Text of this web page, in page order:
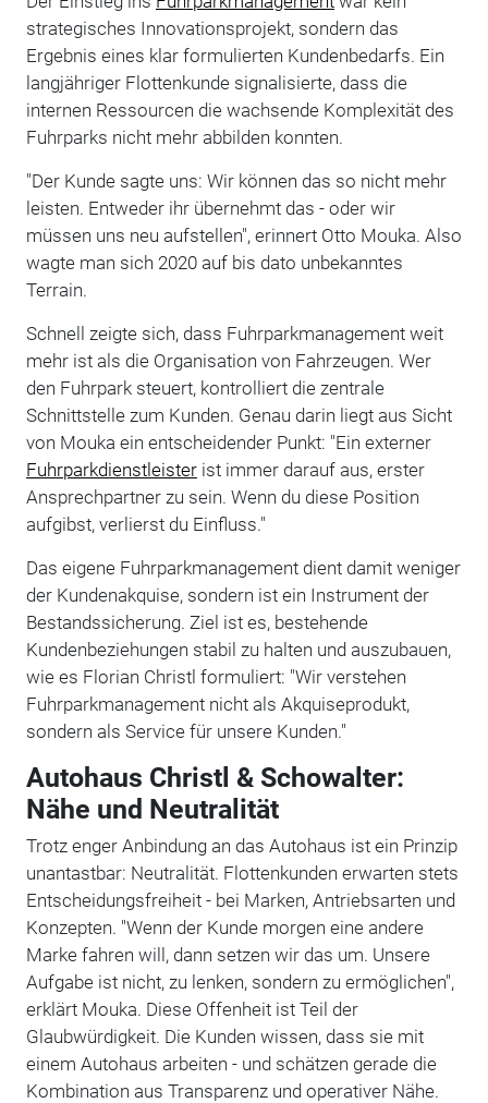
strategisches Innovationsprojekt, sondern das
Ergebnis eines klar formulierten Kundenbedarfs. Ein
langjähriger Flottenkunde signalisierte, dass die
internen Ressourcen die wachsende Komplexität des
Fuhrparks nicht mehr abbilden konnten.
"Der Kunde sagte uns: Wir können das so nicht mehr
leisten. Entweder ihr übernehmt das - oder wir
müssen uns neu aufstellen", erinnert Otto Mouka. Also
wagte man sich 2020 auf bis dato unbekanntes
Terrain.
Schnell zeigte sich, dass Fuhrparkmanagement weit
mehr ist als die Organisation von Fahrzeugen. Wer
den Fuhrpark steuert, kontrolliert die zentrale
Schnittstelle zum Kunden. Genau darin liegt aus Sicht
von Mouka ein entscheidender Punkt: "Ein externer
Fuhrparkdienstleisterist immer darauf aus, erster
Ansprechpartner zu sein. Wenn du diese Position
aufgibst, verlierst du Einfluss."
Das eigene Fuhrparkmanagement dient damit weniger
der Kundenakquise, sondern ist ein Instrument der
Bestandssicherung. Ziel ist es, bestehende
Kundenbeziehungen stabil zu halten und auszubauen,
wie es Florian Christl formuliert: "Wir verstehen
Fuhrparkmanagement nicht als Akquiseprodukt,
sondern als Service für unsere Kunden."
Autohaus Christl & Schowalter:
Nähe und Neutralität
Trotz enger Anbindung an das Autohaus ist ein Prinzip
unantastbar: Neutralität. Flottenkunden erwarten stets
Entscheidungsfreiheit - bei Marken, Antriebsarten und
Konzepten. "Wenn der Kunde morgen eine andere
Marke fahren will, dann setzen wir das um. Unsere
Aufgabe ist nicht, zu lenken, sondern zu ermöglichen",
erklärt Mouka. Diese Offenheit ist Teil der
Glaubwürdigkeit. Die Kunden wissen, dass sie mit
einem Autohaus arbeiten - und schätzen gerade die
Kombination aus Transparenz und operativer Nähe.